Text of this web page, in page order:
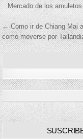
Navegación
de
entradas
Mercado de los
← Como ir de Chiang Mai
como moverse por